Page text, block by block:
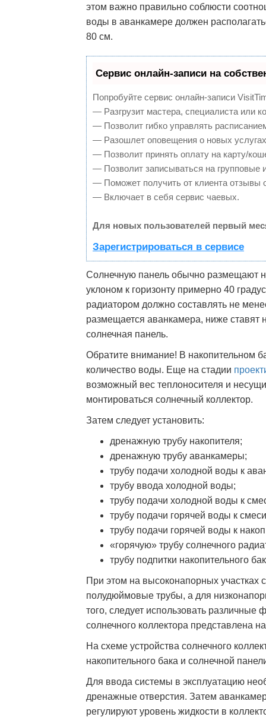
этом важно правильно соблюсти
воды в аванкамере должен
80 см.
Сервис онлайн-записи на
Попробуйте сервис онлайн-записи
— Разгрузит мастера, специалиста или
— Позволит гибко управлять
— Разошлет оповещения о новых
— Позволит принять оплату на карту/
— Позволит записываться на групповые
— Поможет получить от клиента отзывы
— Включает в себя сервис чаевых.
Для новых пользователей первый
Зарегистрироваться в сервисе
Солнечную панель обычно размещают
уклоном к горизонту примерно 40
радиатором должно составлять не
размещается аванкамера, ниже ставят
солнечная панель.
Обратите внимание! В накопительном
количество воды. Еще на стадии
возможный вес теплоносителя и
монтироваться солнечный коллектор.
Затем следует установить:
дренажную трубу накопителя;
дренажную трубу аванкамеры;
трубу подачи холодной воды к
трубу ввода холодной воды;
трубу подачи холодной воды к
трубу подачи горячей воды к
трубу подачи горячей воды к
«горячую» трубу солнечного
трубу подпитки накопительного
При этом на высоконапорных участках
полудюймовые трубы, а для
того, следует использовать различные
солнечного коллектора представлена
На схеме устройства солнечного
накопительного бака и солнечной
Для ввода системы в эксплуатацию
дренажные отверстия. Затем
регулируют уровень жидкости в